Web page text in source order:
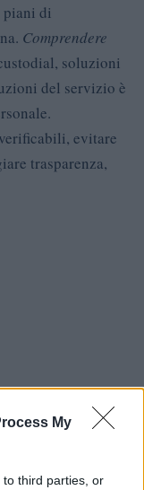
My
third parties, or
di
Comprendere
soluzioni
del servizio è
evitare
trasparenza,